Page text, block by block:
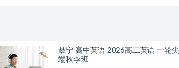
聂宁 高中英语 2026高二英语 一轮尖
端秋季班